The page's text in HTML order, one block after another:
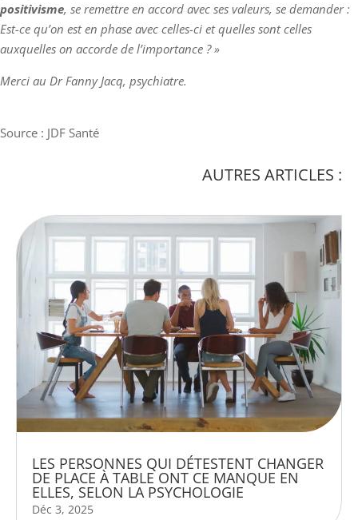
positivisme, se remettre en accord avec ses valeurs, se demander :
Est-ce qu’on est en phase avec celles-ci et quelles sont celles
auxquelles on accorde de l’importance ? »
Merci au Dr Fanny Jacq, psychiatre.
Source : JDF Santé
AUTRES ARTICLES :
LES PERSONNES QUI DÉTESTENT CHANGER
DE PLACE À TABLE ONT CE MANQUE EN
ELLES, SELON LA PSYCHOLOGIE
Déc 3, 2025